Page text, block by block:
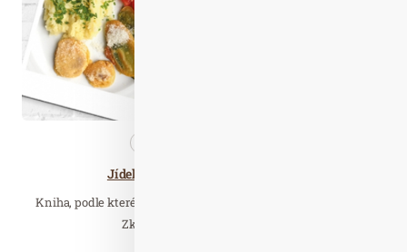
Jídelníček kojenců a malých dětí
Kniha, podle které lze opravdu zdravě vařit pro nejmenší děti!
Zkušený pediatr a autor řady…